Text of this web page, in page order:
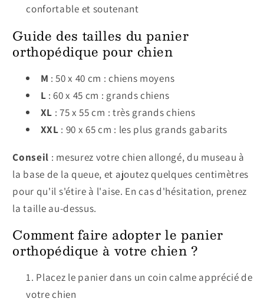
confortable et soutenant
Guide des tailles du panier
orthopédique pour chien
M : 50 x 40 cm : chiens moyens
L : 60 x 45 cm : grands chiens
XL : 75 x 55 cm : très grands chiens
XXL : 90 x 65 cm : les plus grands gabarits
Conseil : mesurez votre chien allongé, du museau à
la base de la queue, et ajoutez quelques centimètres
pour qu'il s'étire à l'aise. En cas d'hésitation, prenez
la taille au-dessus.
Comment faire adopter le panier
orthopédique à votre chien ?
Placez le panier dans un coin calme apprécié de
votre chien